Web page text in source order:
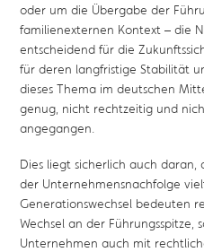
oder um die Übergabe der
familienexternen Kontext – die
entscheidend für die
für deren langfristige Stabilität
dieses Thema im deutschen
genug, nicht rechtzeitig und
angegangen.
Dies liegt sicherlich auch daran,
der Unternehmensnachfolge
Generationswechsel bedeuten
Wechsel an der Führungsspitze,
Unternehmen auch mit